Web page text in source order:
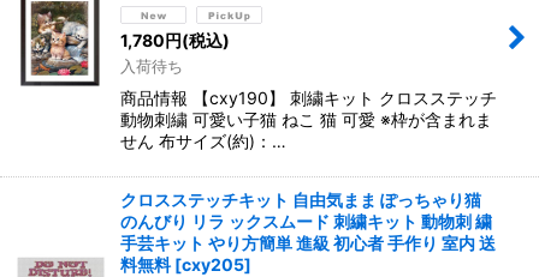
1,780円(税込)
入荷待ち
商品情報 【cxy190】 刺繍キット クロスステッチ
動物刺繍 可愛い子猫 ねこ 猫 可愛 ※枠が含まれま
せん 布サイズ(約)：…
クロスステッチキット 自由気まま ぽっちゃり猫
のんびり リラ ックスムード 刺繍キット 動物刺 繍
手芸キット やり方簡単 進級 初心者 手作り 室内 送
料無料 [cxy205]